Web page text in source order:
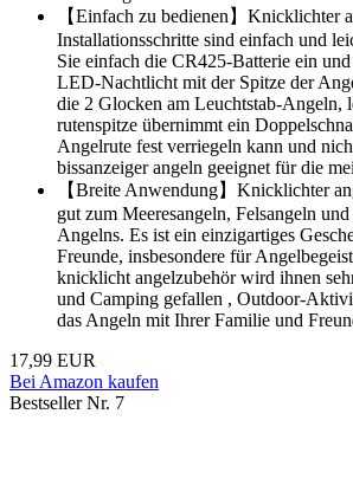
【Einfach zu bedienen】Knicklichter
Installationsschritte sind einfach und
Sie einfach die CR425-Batterie ein
LED-Nachtlicht mit der Spitze der
die 2 Glocken am Leuchtstab-Angeln,
rutenspitze übernimmt ein
Angelrute fest verriegeln kann und
bissanzeiger angeln geeignet für die
【Breite Anwendung】Knicklichter
gut zum Meeresangeln, Felsangeln
Angelns. Es ist ein einzigartiges
Freunde, insbesondere für
knicklicht angelzubehör wird ihnen
und Camping gefallen , Outdoor-
das Angeln mit Ihrer Familie und
17,99 EUR
Bei Amazon kaufen
Bestseller Nr. 7